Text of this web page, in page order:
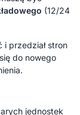
(12/24
i przedział stron
do nowego
jednostek